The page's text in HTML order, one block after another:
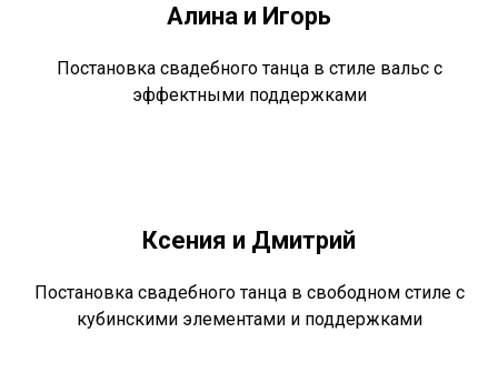
Алина и Игорь
Постановка свадебного танца в стиле вальс с
эффектными поддержками
Ксения и Дмитрий
Постановка свадебного танца в свободном стиле с
кубинскими элементами и поддержками